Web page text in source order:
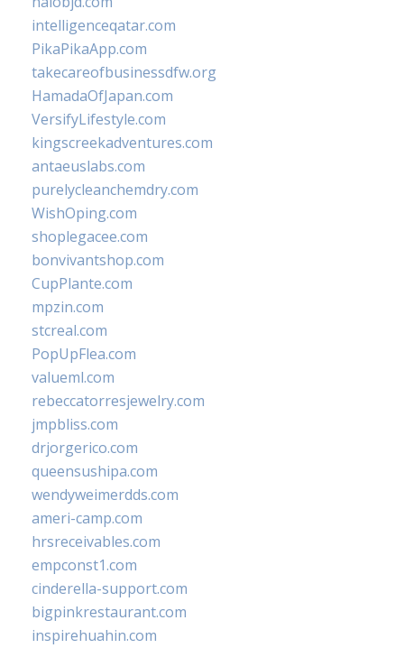
intelligenceqatar.com
PikaPikaApp.com
takecareofbusinessdfw.org
HamadaOfJapan.com
VersifyLifestyle.com
kingscreekadventures.com
antaeuslabs.com
purelycleanchemdry.com
WishOping.com
shoplegacee.com
bonvivantshop.com
CupPlante.com
mpzin.com
stcreal.com
PopUpFlea.com
valueml.com
rebeccatorresjewelry.com
jmpbliss.com
drjorgerico.com
queensushipa.com
wendyweimerdds.com
ameri-camp.com
hrsreceivables.com
empconst1.com
cinderella-support.com
bigpinkrestaurant.com
inspirehuahin.com